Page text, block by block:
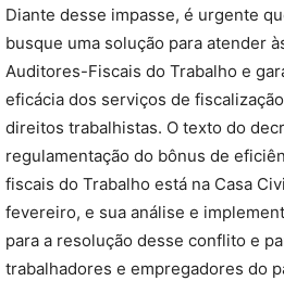
Diante desse impasse, é urgente
busque uma solução para atender
Auditores-Fiscais do Trabalho e
eficácia dos serviços de
direitos trabalhistas. O texto do
regulamentação do bônus de
fiscais do Trabalho está na Casa
fevereiro, e sua análise e
para a resolução desse conflito e
trabalhadores e empregadores do